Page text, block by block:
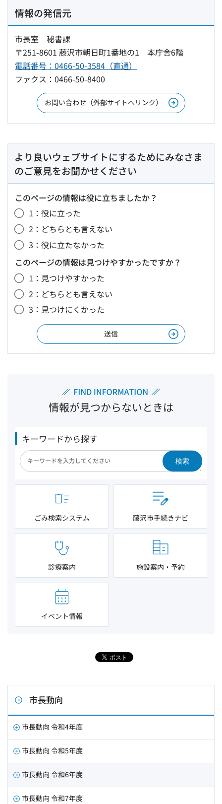
情報の発信元
市長室 秘書課
〒251-8601 藤沢市朝日町1番地の1 本庁舎6階
電話番号：0466-50-3584（直通）
ファクス：0466-50-8400
お問い合わせ（外部サイトへリンク）
より良いウェブサイトにするためにみなさま
のご意見をお聞かせください
このページの情報は役に立ちましたか？
1：役に立った
2：どちらとも言えない
3：役に立たなかった
このページの情報は見つけやすかったですか？
1：見つけやすかった
2：どちらとも言えない
3：見つけにくかった
情報が見つからないときは
キーワードから探す
検索
ごみ検索システム 藤沢市手続きナビ
診療案内 施設案内・予約
イベント情報
市長動向
市長動向 令和4年度
市長動向 令和5年度
市長動向 令和6年度
市長動向 令和7年度